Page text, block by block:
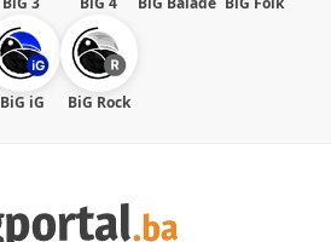
BiG iG BiG Rock